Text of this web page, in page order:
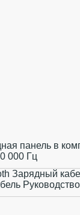
панель в
000 Гц
Зарядный